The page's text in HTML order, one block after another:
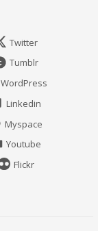
Twitter
Tumblr
WordPress
Linkedin
Myspace
Youtube
Flickr